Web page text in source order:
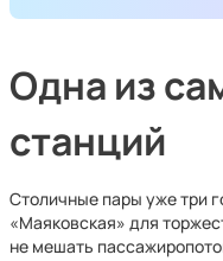
Одна из
станций
Столичные пары уже три
«Маяковская» для
не мешать